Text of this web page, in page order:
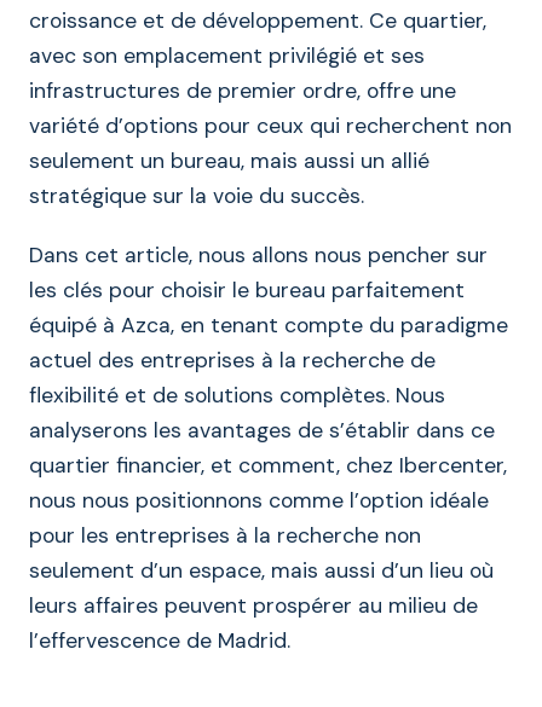
croissance et de développement. Ce quartier,
avec son emplacement privilégié et ses
infrastructures de premier ordre, offre une
variété d’options pour ceux qui recherchent non
seulement un bureau, mais aussi un allié
stratégique sur la voie du succès.
Dans cet article, nous allons nous pencher sur
les clés pour choisir le bureau parfaitement
équipé à Azca, en tenant compte du paradigme
actuel des entreprises à la recherche de
flexibilité et de solutions complètes. Nous
analyserons les avantages de s’établir dans ce
quartier financier, et comment, chez Ibercenter,
nous nous positionnons comme l’option idéale
pour les entreprises à la recherche non
seulement d’un espace, mais aussi d’un lieu où
leurs affaires peuvent prospérer au milieu de
l’effervescence de Madrid.